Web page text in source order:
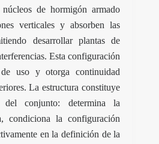
de hormigón armado
verticales y absorben las
desarrollar plantas de
Esta configuración
uso y otorga continuidad
La estructura constituye
conjunto: determina la
condiciona la configuración
en la definición de la